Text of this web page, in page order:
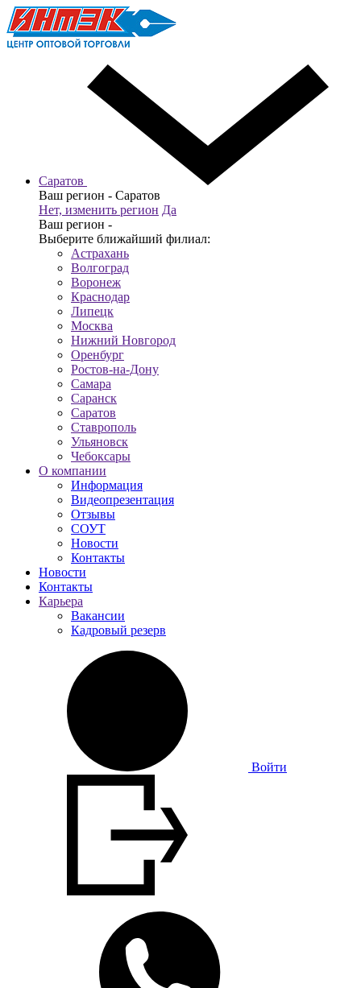
Саратов
Ваш регион - Саратов
Нет, изменить регион Да
Ваш регион -
Выберите ближайший филиал:
Астрахань
Волгоград
Воронеж
Краснодар
Липецк
Москва
Нижний Новгород
Оренбург
Ростов-на-Дону
Самара
Саранск
Саратов
Ставрополь
Ульяновск
Чебоксары
О компании
Информация
Видеопрезентация
Отзывы
СОУТ
Новости
Контакты
Новости
Контакты
Карьера
Вакансии
Кадровый резерв
Войти